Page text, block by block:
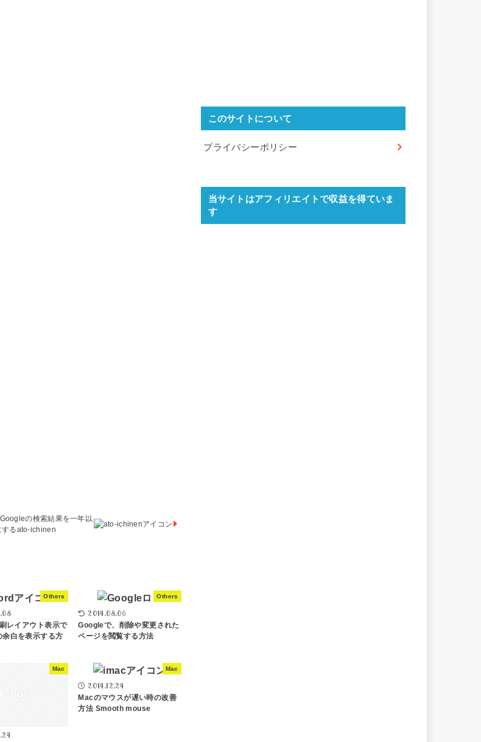
の検索結果を一年以
するato-ichinen
Others
レイアウト表示で
余白を表示する方
Others
2014.08.06
Googleで、削除や変更された
ページを閲覧する方法
Mac Mac
2014.12.24
Macのマウスが遅い時の改善
方法 Smooth mouse
このサイトについて
プライバシーポリシー
当サイトはアフィリエイトで収益を得ていま
す